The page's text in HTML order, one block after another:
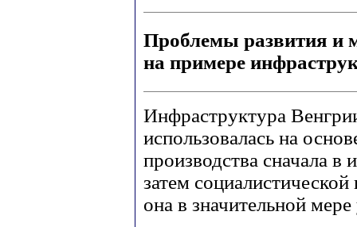
Проблемы развития и
на примере
Инфраструктура
использовалась на
производства сначала в
затем
она в значительной